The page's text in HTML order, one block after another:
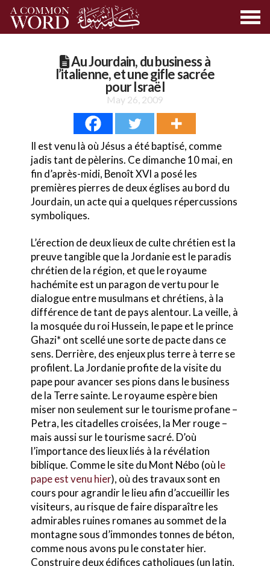
Au Jourdain, du business à
l’italienne, et une gifle sacrée
pour Israël
May 26, 2009
Il est venu là où Jésus a été baptisé, comme
jadis tant de pèlerins. Ce dimanche 10 mai, en
fin d’après-midi, Benoît XVI a posé les
premières pierres de deux églises au bord du
Jourdain, un acte qui a quelques répercussions
symboliques.
L’érection de deux lieux de culte chrétien est la
preuve tangible que la Jordanie est le paradis
chrétien de la région, et que le royaume
hachémite est un paragon de vertu pour le
dialogue entre musulmans et chrétiens, à la
différence de tant de pays alentour. La veille, à
la mosquée du roi Hussein, le pape et le prince
Ghazi* ont scellé une sorte de pacte dans ce
sens. Derrière, des enjeux plus terre à terre se
profilent. La Jordanie profite de la visite du
pape pour avancer ses pions dans le business
de la Terre sainte. Le royaume espère bien
miser non seulement sur le tourisme profane –
Petra, les citadelles croisées, la Mer rouge –
mais aussi sur le tourisme sacré. D’où
l’importance des lieux liés à la révélation
biblique. Comme le site du Mont Nébo (où le
pape est venu hier), où des travaux sont en
cours pour agrandir le lieu afin d’accueillir les
visiteurs, au risque de faire disparaître les
admirables ruines romanes au sommet de la
montagne sous d’immondes tonnes de béton,
comme nous avons pu le constater hier.
Construire deux édifices catholiques (un latin,